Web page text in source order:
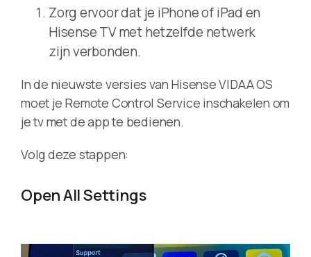
Zorg ervoor dat je iPhone of iPad en
Hisense TV met hetzelfde netwerk
zijn verbonden.
In de nieuwste versies van Hisense VIDAA OS
moet je Remote Control Service inschakelen om
je tv met de app te bedienen.
Volg deze stappen:
Open All Settings